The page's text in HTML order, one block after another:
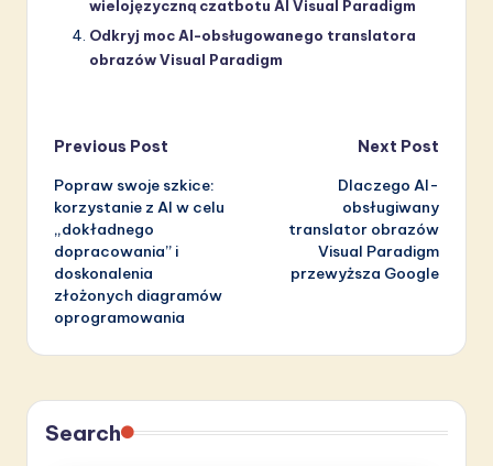
wielojęzyczną czatbotu AI Visual Paradigm
Odkryj moc AI-obsługowanego translatora
obrazów Visual Paradigm
Post
navigation
Previous Post
Popraw swoje szkice:
korzystanie z AI w celu
„dokładnego
dopracowania” i
doskonalenia
złożonych diagramów
oprogramowania
Next Post
Dlaczego AI-
obsługiwany
translator obrazów
Visual Paradigm
przewyższa Google
Search